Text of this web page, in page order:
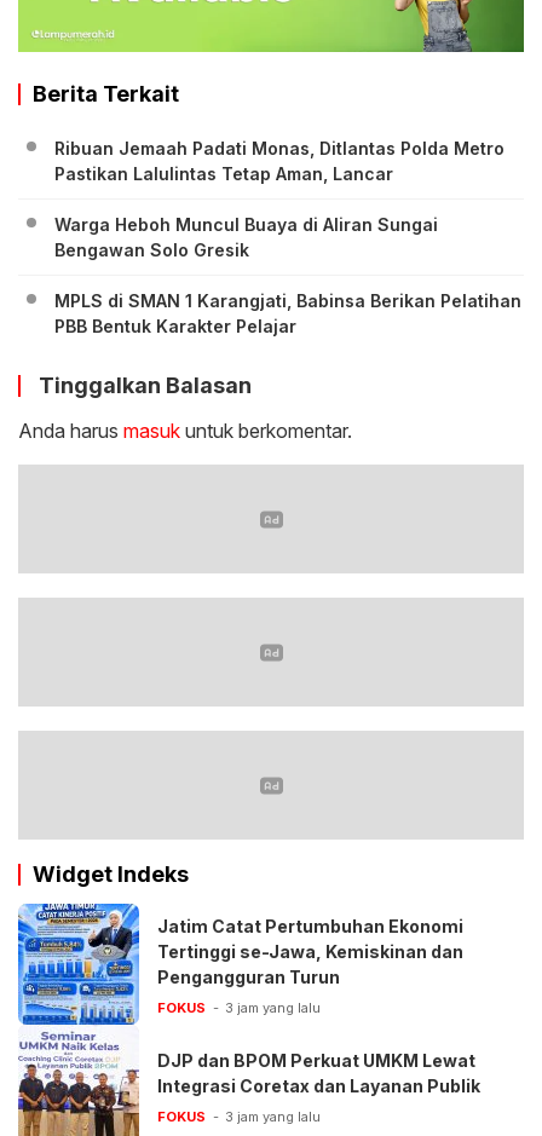
Berita Terkait
Ribuan Jemaah Padati Monas, Ditlantas Polda Metro
Pastikan Lalulintas Tetap Aman, Lancar
Warga Heboh Muncul Buaya di Aliran Sungai
Bengawan Solo Gresik
MPLS di SMAN 1 Karangjati, Babinsa Berikan Pelatihan
PBB Bentuk Karakter Pelajar
Tinggalkan Balasan
Anda harus masuk untuk berkomentar.
Widget Indeks
Jatim Catat Pertumbuhan Ekonomi
Tertinggi se-Jawa, Kemiskinan dan
Pengangguran Turun
FOKUS 3 jam yang lalu
DJP dan BPOM Perkuat UMKM Lewat
Integrasi Coretax dan Layanan Publik
FOKUS 3 jam yang lalu